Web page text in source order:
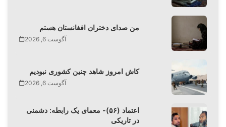
من صدای دختران افغانستان هستم
آگوست 6, 2026
کاش امروز شاهد چنین کشوری نبودیم
آگوست 6, 2026
اعتماد (۵۶)- معمای یک رابطه: دشمنی
در تاریکی